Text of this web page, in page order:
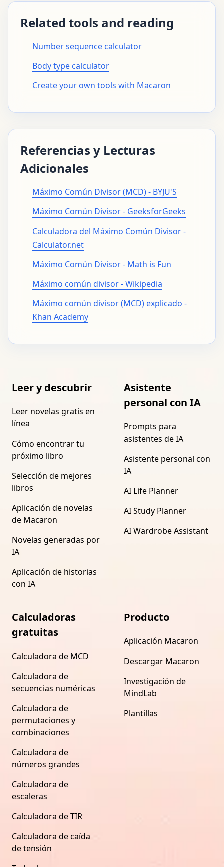
Related tools and reading
Number sequence calculator
Body type calculator
Create your own tools with Macaron
Referencias y Lecturas
Adicionales
Máximo Común Divisor (MCD) - BYJU'S
Máximo Común Divisor - GeeksforGeeks
Calculadora del Máximo Común Divisor -
Calculator.net
Máximo Común Divisor - Math is Fun
Máximo común divisor - Wikipedia
Máximo común divisor (MCD) explicado -
Khan Academy
Leer y descubrir
Leer novelas gratis en
línea
Cómo encontrar tu
próximo libro
Selección de mejores
libros
Aplicación de novelas
de Macaron
Novelas generadas por
IA
Aplicación de historias
con IA
Asistente
personal con IA
Prompts para
asistentes de IA
Asistente personal con
IA
AI Life Planner
AI Study Planner
AI Wardrobe Assistant
Calculadoras
gratuitas
Calculadora de MCD
Calculadora de
secuencias numéricas
Calculadora de
permutaciones y
combinaciones
Calculadora de
números grandes
Calculadora de
escaleras
Calculadora de TIR
Calculadora de caída
de tensión
Producto
Aplicación Macaron
Descargar Macaron
Investigación de
MindLab
Plantillas